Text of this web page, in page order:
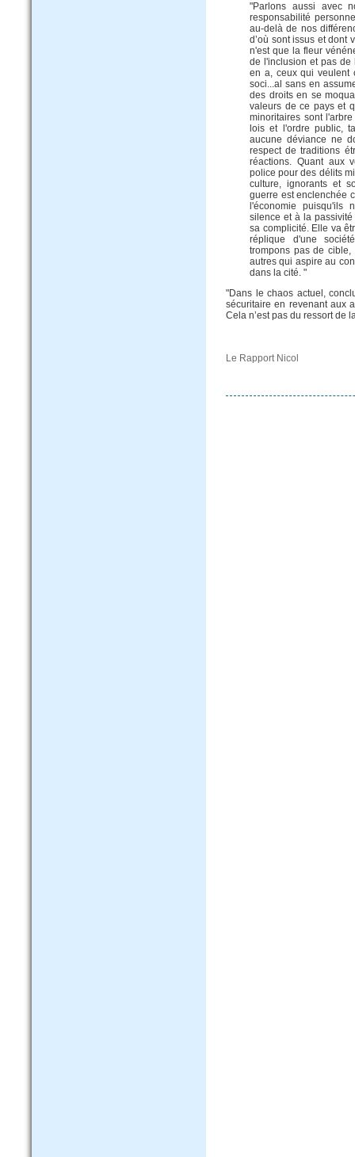
"Parlons aussi avec
responsabilité
au-delà de nos
d’où sont issus et dont
n'est que la fleur
de l'inclusion et pas de
en a, ceux qui veulent
soci...al sans en
des droits en se
valeurs de ce pays et
minoritaires sont
lois et l'ordre public,
aucune déviance ne
respect de traditions
réactions. Quant aux
police pour des délits
culture, ignorants et
guerre est enclenchée
l'économie puisqu'ils
silence et à la
sa complicité. Elle va
réplique d'une
trompons pas de
autres qui aspire au
dans la cité. "
"Dans le chaos actuel,
sécuritaire en revenant aux
Cela n’est pas du ressort de
Le Rapport Nicol